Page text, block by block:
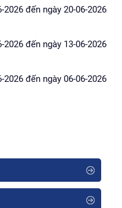
đến ngày 20-06-2026
đến ngày 13-06-2026
đến ngày 06-06-2026